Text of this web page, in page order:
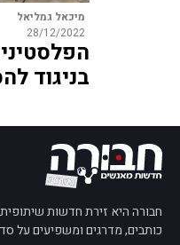
מיכאל גמליאל
28/12/2022
בניגוד
חבורה היא זירת חדשות
כותבים, מדרגים ומשפיעים על